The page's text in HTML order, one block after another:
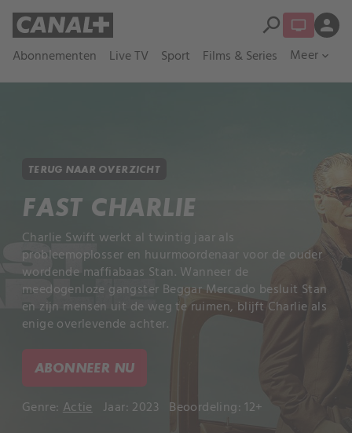
Abonnementen Live TV Sport Films & Series Meer expand_more
search person
TERUG NAAR OVERZICHT
FAST CHARLIE
Charlie Swift werkt al twintig jaar als
probleemoplosser en huurmoordenaar voor de ouder
wordende maffiabaas Stan. Wanneer de
meedogenloze gangster Beggar Mercado besluit Stan
en zijn mensen uit de weg te ruimen, blijft Charlie als
enige overlevende achter.
ABONNEER NU
Genre: Actie Jaar: 2023 Beoordeling: 12+